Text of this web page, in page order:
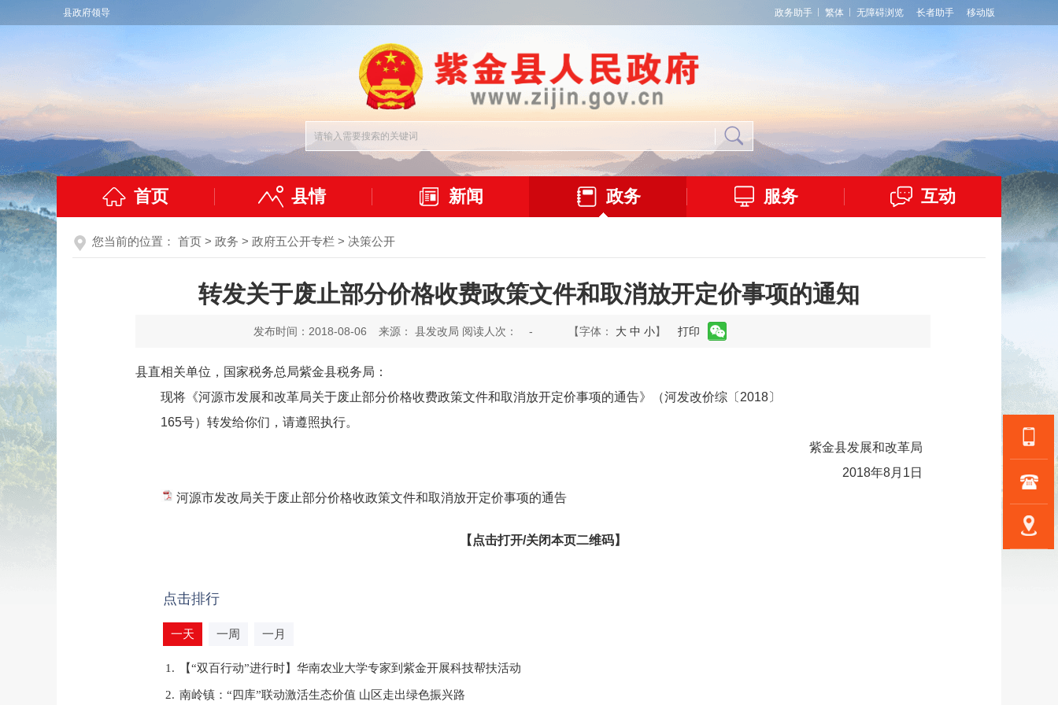
县政府领导 政务助手 繁体 无障碍浏览 长者助手 移动版
首页 县情 新闻 政务 服务 互动
您当前的位置： 首页 > 政务 > 政府五公开专栏 > 决策公开
转发关于废止部分价格收费政策文件和取消放开定价事项的通知
发布时间：2018-08-06 来源： 县发改局 阅读人次： - 【字体： 大 中 小】 打印
县直相关单位，国家税务总局紫金县税务局：
现将《河源市发展和改革局关于废止部分价格收费政策文件和取消放开定价事项的通告》（河发改价综〔2018〕
165号）转发给你们，请遵照执行。
紫金县发展和改革局
2018年8月1日
河源市发改局关于废止部分价格收政策文件和取消放开定价事项的通告
【点击打开/关闭本页二维码】
点击排行
一天 一周 一月
1. 【“双百行动”进行时】华南农业大学专家到紫金开展科技帮扶活动
2. 南岭镇：“四库”联动激活生态价值 山区走出绿色振兴路